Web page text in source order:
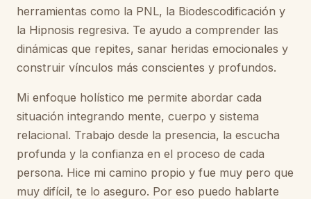
herramientas como la PNL, la Biodescodificación y
la Hipnosis regresiva. Te ayudo a comprender las
dinámicas que repites, sanar heridas emocionales y
construir vínculos más conscientes y profundos.
Mi enfoque holístico me permite abordar cada
situación integrando mente, cuerpo y sistema
relacional. Trabajo desde la presencia, la escucha
profunda y la confianza en el proceso de cada
persona. Hice mi camino propio y fue muy pero que
muy difícil, te lo aseguro. Por eso puedo hablarte